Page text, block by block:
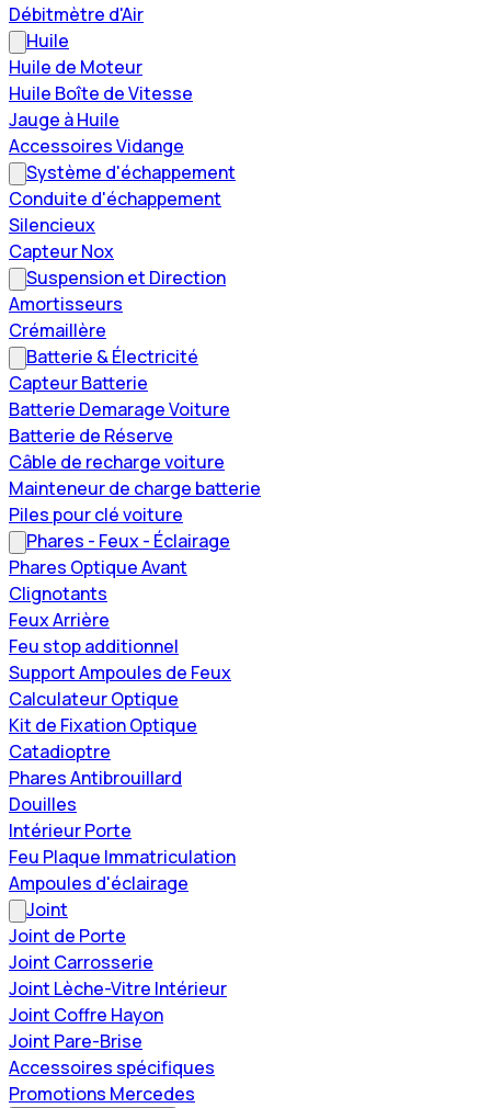
Débitmètre d'Air
Huile
Huile de Moteur
Huile Boîte de Vitesse
Jauge à Huile
Accessoires Vidange
Système d'échappement
Conduite d'échappement
Silencieux
Capteur Nox
Suspension et Direction
Amortisseurs
Crémaillère
Batterie & Électricité
Capteur Batterie
Batterie Demarage Voiture
Batterie de Réserve
Câble de recharge voiture
Mainteneur de charge batterie
Piles pour clé voiture
Phares - Feux - Éclairage
Phares Optique Avant
Clignotants
Feux Arrière
Feu stop additionnel
Support Ampoules de Feux
Calculateur Optique
Kit de Fixation Optique
Catadioptre
Phares Antibrouillard
Douilles
Intérieur Porte
Feu Plaque Immatriculation
Ampoules d'éclairage
Joint
Joint de Porte
Joint Carrosserie
Joint Lèche-Vitre Intérieur
Joint Coffre Hayon
Joint Pare-Brise
Accessoires spécifiques
Promotions Mercedes